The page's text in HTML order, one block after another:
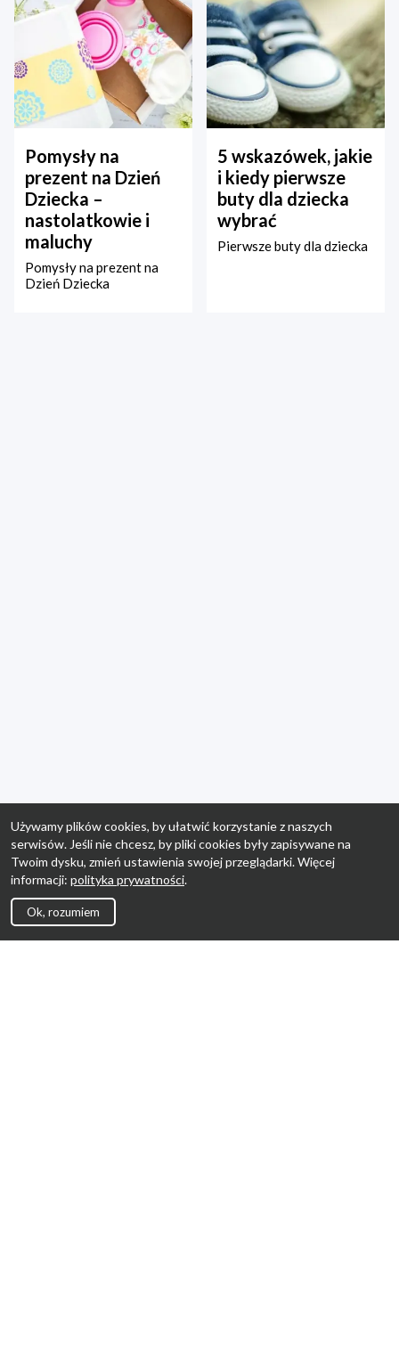
Pomysły na
prezent na Dzień
Dziecka –
nastolatkowie i
maluchy
Pomysły na prezent na
Dzień Dziecka
5 wskazówek, jakie
i kiedy pierwsze
buty dla dziecka
wybrać
Pierwsze buty dla dziecka
Używamy plików cookies, by ułatwić korzystanie z naszych
serwisów. Jeśli nie chcesz, by pliki cookies były zapisywane na
Twoim dysku, zmień ustawienia swojej przeglądarki. Więcej
informacji: polityka prywatności.
Ok, rozumiem